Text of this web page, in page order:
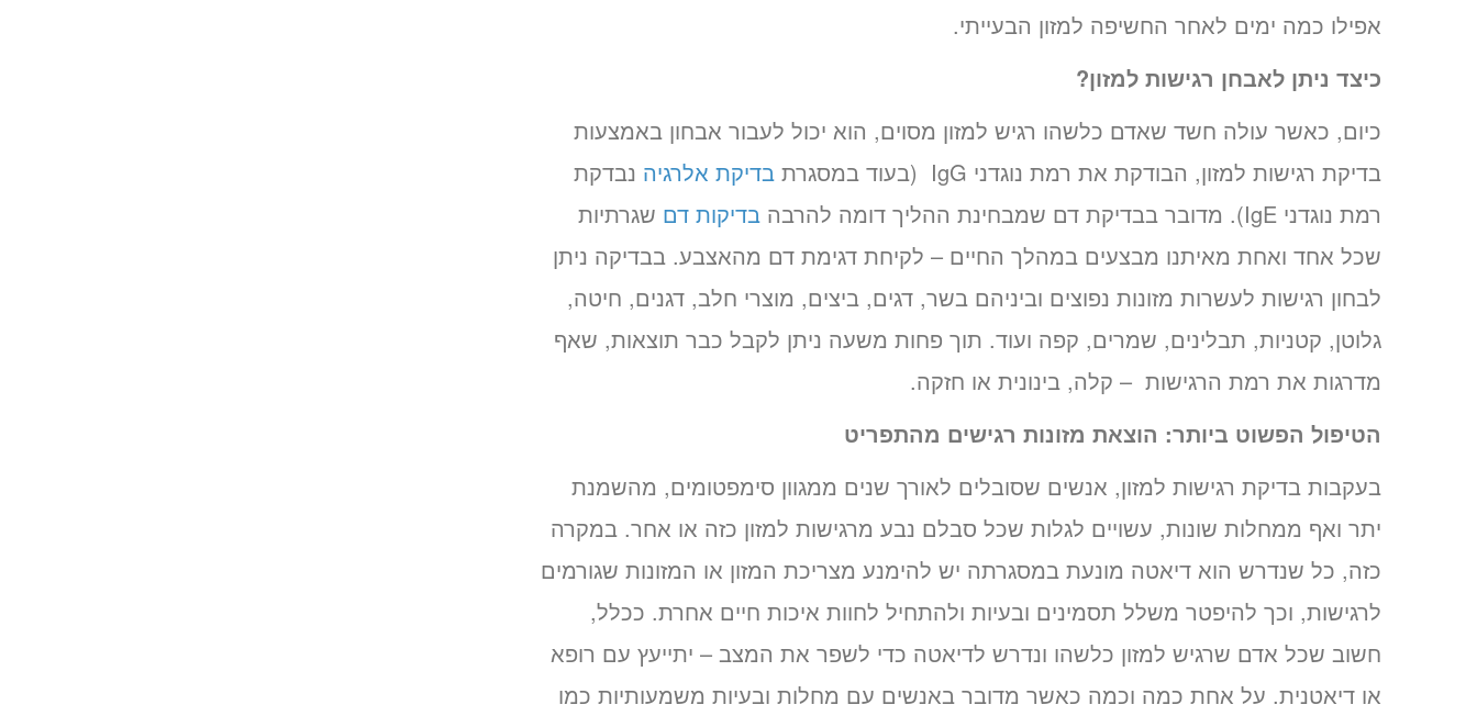
אפילו כמה ימים לאחר החשיפה למזון הבעייתי.
כיצד ניתן לאבחן רגישות למזון?
כיום, כאשר עולה חשד שאדם כלשהו רגיש למזון מסוים, הוא יכול לעבור אבחון באמצעות
בדיקת רגישות למזון, הבודקת את רמת נוגדני IgG (בעוד במסגרת
בדיקת אלרגיה נבדקת
רמת נוגדני IgE). מדובר בבדיקת דם שמבחינת ההליך דומה להרבה
בדיקות דם שגרתיות
שכל אחד ואחת מאיתנו מבצעים במהלך החיים – לקיחת דגימת דם מהאצבע. בבדיקה ניתן
לבחון רגישות לעשרות מזונות נפוצים וביניהם בשר, דגים, ביצים, מוצרי חלב, דגנים, חיטה,
גלוטן, קטניות, תבלינים, שמרים, קפה ועוד. תוך פחות משעה ניתן לקבל כבר תוצאות, שאף
מדרגות את רמת הרגישות – קלה, בינונית או חזקה.
הטיפול הפשוט ביותר: הוצאת מזונות רגישים מהתפריט
בעקבות בדיקת רגישות למזון, אנשים שסובלים לאורך שנים ממגוון סימפטומים, מהשמנת
יתר ואף ממחלות שונות, עשויים לגלות שכל סבלם נבע מרגישות למזון כזה או אחר. במקרה
כזה, כל שנדרש הוא דיאטה מונעת במסגרתה יש להימנע מצריכת המזון או המזונות שגורמים
לרגישות, וכך להיפטר משלל תסמינים ובעיות ולהתחיל לחוות איכות חיים אחרת. ככלל,
חשוב שכל אדם שרגיש למזון כלשהו ונדרש לדיאטה כדי לשפר את המצב – יתייעץ עם רופא
או דיאטנית. על אחת כמה וכמה כאשר מדובר באנשים עם מחלות ובעיות משמעותיות כמו